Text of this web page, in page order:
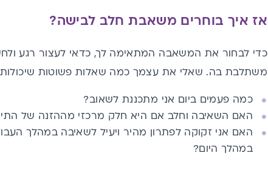
אז איך בוחרים משאבת חלב לבישה?
כדי לבחור את המשאבה המתאימה לך, כדאי לעצור רגע
משתלבת בה. שאלי את עצמך כמה שאלות פשוטות שיכולות
כמה פעמים ביום אני מתכננת לשאוב?
האם השאיבה וחלב אם היא חלק מרכזי מההזנה של
האם אני זקוקה לפתרון מהיר ויעיל לשאיבה במהלך
במהלך היום?